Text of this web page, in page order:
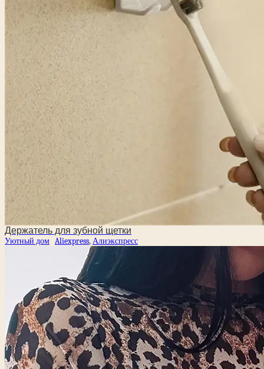
Держатель для зубной щетки
Уютный дом Aliexpress,Алиэкспресс